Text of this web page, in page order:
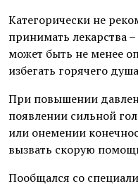
Категорически не
принимать лекарства
может быть не менее
избегать горячего
При повышении
появлении сильной
или онемении
вызвать скорую
Пообщался со